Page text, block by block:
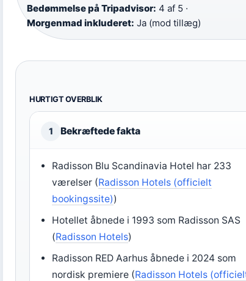
Bedømmelse på Tripadvisor: 4 af 5 ·
Morgenmad inkluderet: Ja (mod tillæg)
HURTIGT OVERBLIK
1 Bekræftede fakta
Radisson Blu Scandinavia Hotel har 233
værelser (Radisson Hotels (officielt
bookingssite))
Hotellet åbnede i 1993 som Radisson SAS
(Radisson Hotels)
Radisson RED Aarhus åbnede i 2024 som
nordisk premiere (Radisson Hotels